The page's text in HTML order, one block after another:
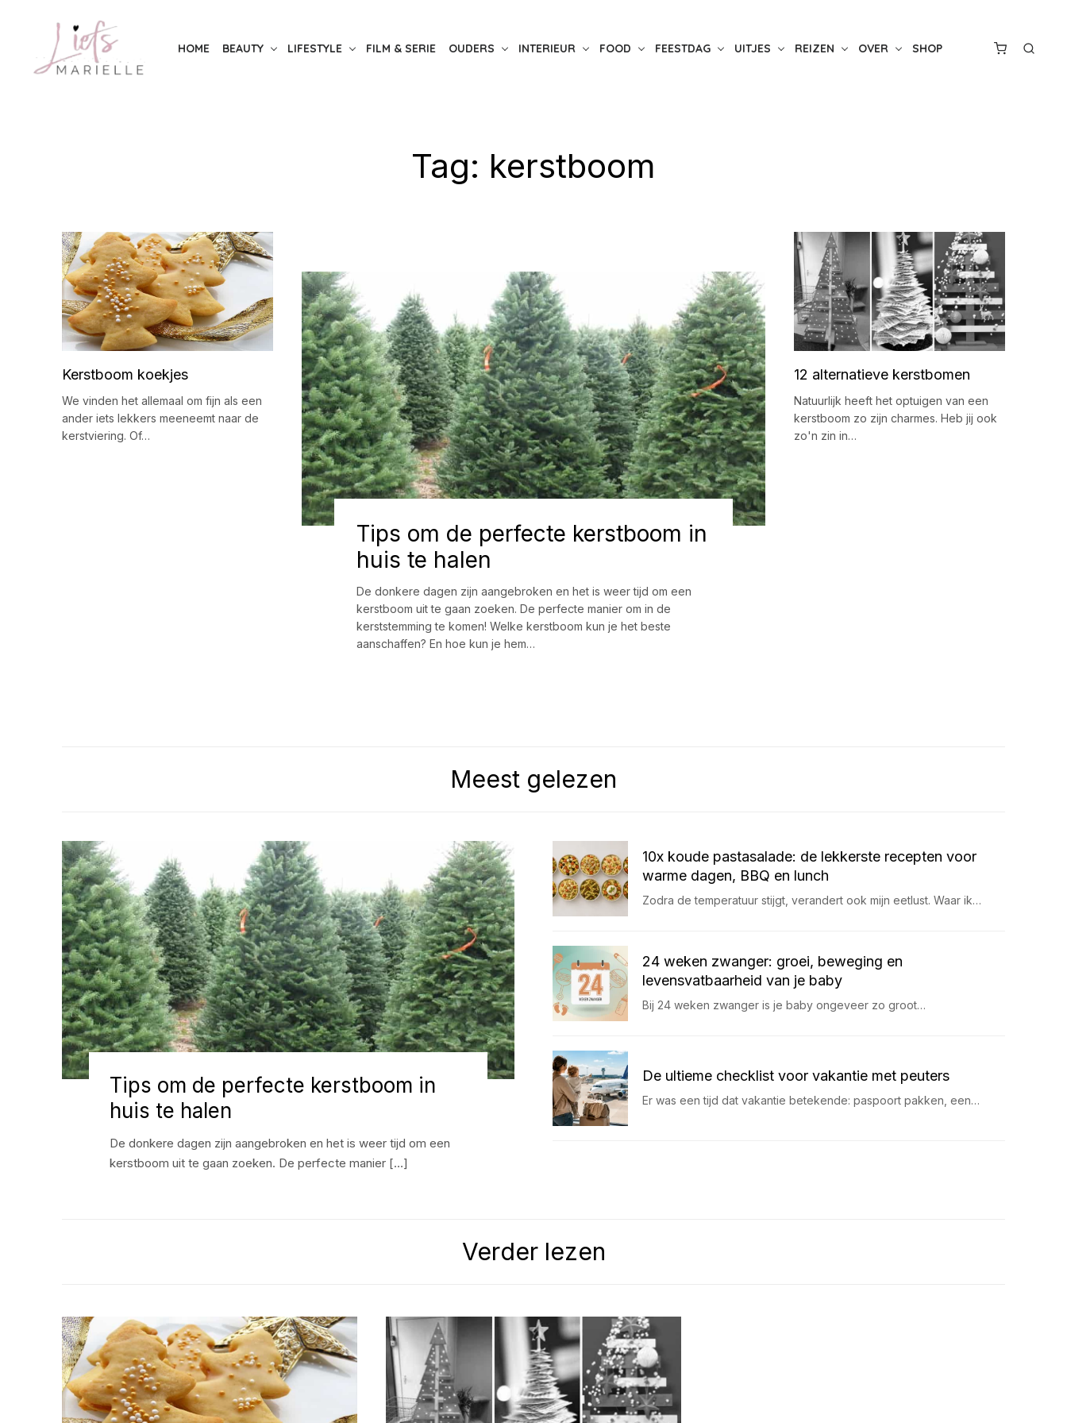
content
HOME BEAUTY LIFESTYLE FILM & SERIE OUDERS INTERIEUR FOOD FEESTDAG UITJES REIZEN OVER SHOP
Tag: kerstboom
Kerstboom koekjes
We vinden het allemaal om fijn als een
ander iets lekkers meeneemt naar de
kerstviering. Of…
Tips om de perfecte kerstboom in
huis te halen
De donkere dagen zijn aangebroken en het is weer tijd om een
kerstboom uit te gaan zoeken. De perfecte manier om in de
kerststemming te komen! Welke kerstboom kun je het beste
aanschaffen? En hoe kun je hem…
12 alternatieve kerstbomen
Natuurlijk heeft het optuigen van een
kerstboom zo zijn charmes. Heb jij ook
zo'n zin in…
Meest gelezen
Tips om de perfecte kerstboom in
huis te halen
De donkere dagen zijn aangebroken en het is weer tijd om een
kerstboom uit te gaan zoeken. De perfecte manier […]
10x koude pastasalade: de lekkerste recepten voor
warme dagen, BBQ en lunch
Zodra de temperatuur stijgt, verandert ook mijn eetlust. Waar ik…
24 weken zwanger: groei, beweging en
levensvatbaarheid van je baby
Bij 24 weken zwanger is je baby ongeveer zo groot…
De ultieme checklist voor vakantie met peuters
Er was een tijd dat vakantie betekende: paspoort pakken, een…
Verder lezen